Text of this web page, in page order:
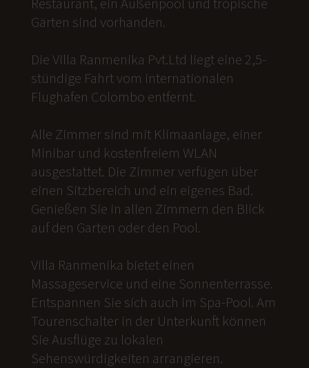
Gärten sind vorhanden.
Die Villa Ranmenika Pvt.Ltd liegt eine 2,5-
stündige Fahrt vom internationalen
Flughafen Colombo entfernt.
Alle Zimmer sind mit Klimaanlage, einer
Minibar und kostenfreiem WLAN
ausgestattet. Die Zimmer verfügen über
einen Sitzbereich und ein eigenes Bad.
Genießen Sie in allen Zimmern den Blick
auf den Garten oder den Pool.
Villa Ranmenika bietet einen
Massageservice und eine Sonnenterrasse.
Entspannen Sie sich auch im Spa-Pool. Am
Tourenschalter in der Unterkunft können
Sie Ausflüge zu lokalen
Sehenswürdigkeiten arrangieren.